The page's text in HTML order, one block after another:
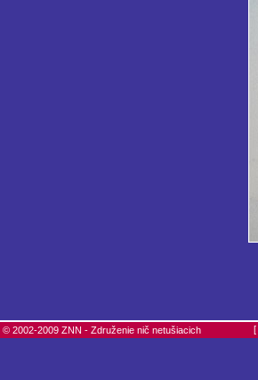
© 2002-2009 ZNN - Združenie nič netušiacich [